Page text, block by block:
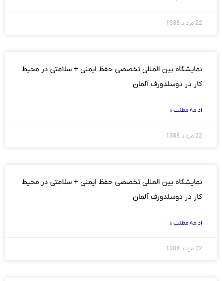
22 مرداد 1388
نمایشگاه بین المللی تخصصی حفظ ایمنی + سلامتی در محیط
کار در دوسلدورف آلمان
ادامه مطلب »
22 مرداد 1388
نمایشگاه بین المللی تخصصی حفظ ایمنی + سلامتی در محیط
کار در دوسلدورف آلمان
ادامه مطلب »
22 مرداد 1388